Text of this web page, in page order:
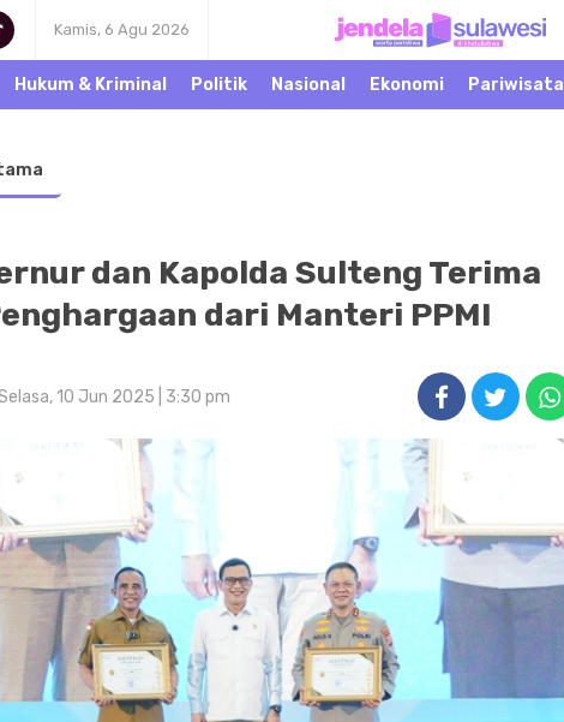
Kamis, 6 Agu 2026
Jendela Sulawesi
Warta Peristiwa di
Khatulistiwa
Hukum & Kriminal Politik Nasional Ekonomi Pariwisata
dan Kapolda Sulteng Terima
dari Manteri PPMI
10 Jun 2025 | 3:30 pm